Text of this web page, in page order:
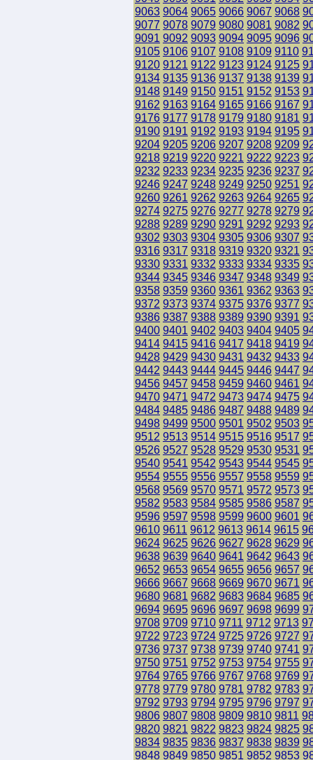
9063 9064 9065 9066 9067 9068
9077 9078 9079 9080 9081 9082
9091 9092 9093 9094 9095 9096
9105 9106 9107 9108 9109 9110
9120 9121 9122 9123 9124 9125
9134 9135 9136 9137 9138 9139
9148 9149 9150 9151 9152 9153
9162 9163 9164 9165 9166 9167
9176 9177 9178 9179 9180 9181
9190 9191 9192 9193 9194 9195
9204 9205 9206 9207 9208 9209
9218 9219 9220 9221 9222 9223
9232 9233 9234 9235 9236 9237
9246 9247 9248 9249 9250 9251
9260 9261 9262 9263 9264 9265
9274 9275 9276 9277 9278 9279
9288 9289 9290 9291 9292 9293
9302 9303 9304 9305 9306 9307
9316 9317 9318 9319 9320 9321
9330 9331 9332 9333 9334 9335
9344 9345 9346 9347 9348 9349
9358 9359 9360 9361 9362 9363
9372 9373 9374 9375 9376 9377
9386 9387 9388 9389 9390 9391
9400 9401 9402 9403 9404 9405
9414 9415 9416 9417 9418 9419
9428 9429 9430 9431 9432 9433
9442 9443 9444 9445 9446 9447
9456 9457 9458 9459 9460 9461
9470 9471 9472 9473 9474 9475
9484 9485 9486 9487 9488 9489
9498 9499 9500 9501 9502 9503
9512 9513 9514 9515 9516 9517
9526 9527 9528 9529 9530 9531
9540 9541 9542 9543 9544 9545
9554 9555 9556 9557 9558 9559
9568 9569 9570 9571 9572 9573
9582 9583 9584 9585 9586 9587
9596 9597 9598 9599 9600 9601
9610 9611 9612 9613 9614 9615
9624 9625 9626 9627 9628 9629
9638 9639 9640 9641 9642 9643
9652 9653 9654 9655 9656 9657
9666 9667 9668 9669 9670 9671
9680 9681 9682 9683 9684 9685
9694 9695 9696 9697 9698 9699
9708 9709 9710 9711 9712 9713
9722 9723 9724 9725 9726 9727
9736 9737 9738 9739 9740 9741
9750 9751 9752 9753 9754 9755
9764 9765 9766 9767 9768 9769
9778 9779 9780 9781 9782 9783
9792 9793 9794 9795 9796 9797
9806 9807 9808 9809 9810 9811
9820 9821 9822 9823 9824 9825
9834 9835 9836 9837 9838 9839
9848 9849 9850 9851 9852 9853